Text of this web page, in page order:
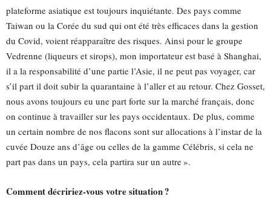
plateforme asiatique est toujours inquiétante. Des pays comme
Taiwan ou la Corée du sud qui ont été très efficaces dans la gestion
du Covid, voient réapparaître des risques. Ainsi pour le groupe
Vedrenne (liqueurs et sirops), mon importateur est basé à Shanghai,
il a la responsabilité d’une partie l’Asie, il ne peut pas voyager, car
s’il part il doit subir la quarantaine à l’aller et au retour. Chez Gosset,
nous avons toujours eu une part forte sur la marché français, donc
on continue à travailler sur les pays occidentaux. De plus, comme
un certain nombre de nos flacons sont sur allocations à l’instar de la
cuvée Douze ans d’âge ou celles de la gamme Célébris, si cela ne
part pas dans un pays, cela partira sur un autre ».
Comment décririez-vous votre situation ?